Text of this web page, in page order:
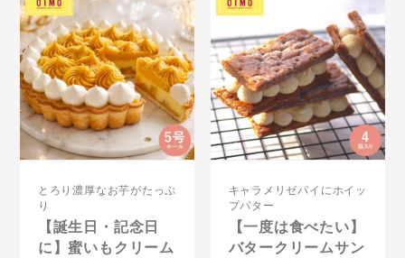
とろり濃厚なお芋がたっぷ
り
【誕生日・記念日
に】蜜いもクリーム
キャラメリゼパイにホイッ
プバター
【一度は食べたい】
バタークリームサン